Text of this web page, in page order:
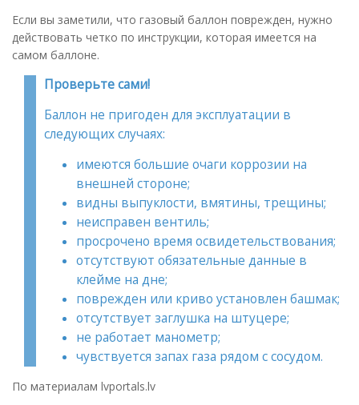
Если вы заметили, что газовый баллон поврежден, нужно
действовать четко по инструкции, которая имеется на
самом баллоне.
Проверьте сами!
Баллон не пригоден для эксплуатации в
следующих случаях:
имеются большие очаги коррозии на
внешней стороне;
видны выпуклости, вмятины, трещины;
неисправен вентиль;
просрочено время освидетельствования;
отсутствуют обязательные данные в
клейме на дне;
поврежден или криво установлен башмак;
отсутствует заглушка на штуцере;
не работает манометр;
чувствуется запах газа рядом с сосудом.
По материалам lvportals.lv